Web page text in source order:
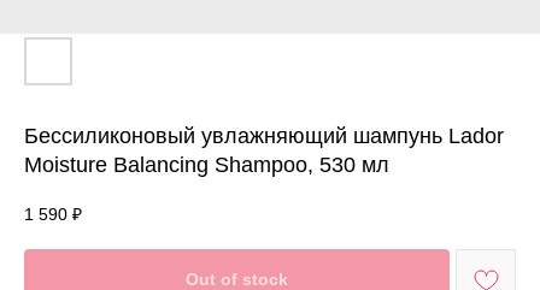
Бессиликоновый увлажняющий шампунь Lador
Moisture Balancing Shampoo, 530 мл
1 590 ₽
Out of stock